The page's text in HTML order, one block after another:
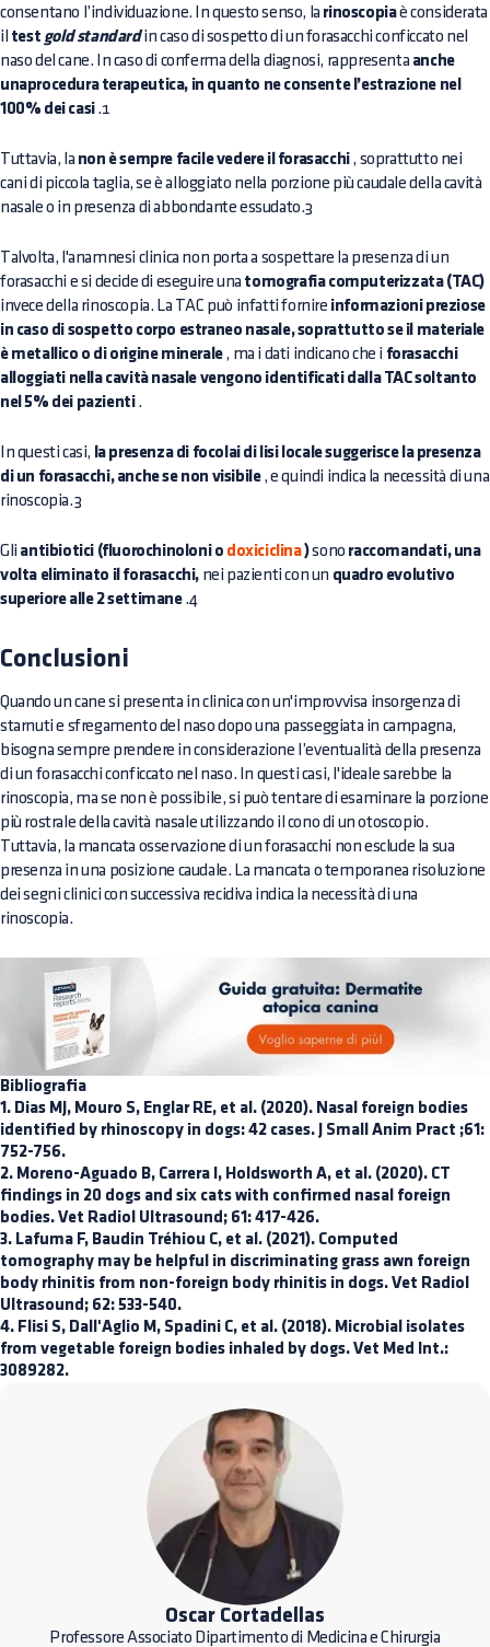
consentano l’individuazione. In questo senso, la rinoscopiaè considerata
il test gold standardin caso di sospetto di un forasacchi conficcato nel
naso del cane. In caso di conferma della diagnosi, rappresenta anche
unaprocedura terapeutica, in quanto ne consente l’estrazione nel
100% dei casi.1
Tuttavia, la non è sempre facile vedere il forasacchi, soprattutto nei
cani di piccola taglia, se è alloggiato nella porzione più caudale della cavità
nasale o in presenza di abbondante essudato.3
Talvolta, l'anamnesi clinica non porta a sospettare la presenza di un
forasacchi e si decide di eseguire una tomografia computerizzata (TAC)
invece della rinoscopia. La TAC può infatti fornire informazioni preziose
in caso di sospetto corpo estraneo nasale, soprattutto se il materiale
è metallico o di origine minerale, ma i dati indicano che i forasacchi
alloggiati nella cavità nasale vengono identificati dalla TAC soltanto
nel 5% dei pazienti.
In questi casi, la presenza di focolai di lisi locale suggerisce la presenza
di un forasacchi, anche se non visibile, e quindi indica la necessità di una
rinoscopia.3
Gli antibiotici (fluorochinoloni o doxiciclina)sono raccomandati, una
volta eliminato il forasacchi, nei pazienti con un quadro evolutivo
superiore alle 2 settimane.4
Conclusioni
Quando un cane si presenta in clinica con un'improvvisa insorgenza di
starnuti e sfregamento del naso dopo una passeggiata in campagna,
bisogna sempre prendere in considerazione l’eventualità della presenza
di un forasacchi conficcato nel naso. In questi casi, l'ideale sarebbe la
rinoscopia, ma se non è possibile, si può tentare di esaminare la porzione
più rostrale della cavità nasale utilizzando il cono di un otoscopio.
Tuttavia, la mancata osservazione di un forasacchi non esclude la sua
presenza in una posizione caudale. La mancata o temporanea risoluzione
dei segni clinici con successiva recidiva indica la necessità di una
rinoscopia.
Bibliografia
1. Dias MJ, Mouro S, Englar RE, et al. (2020). Nasal foreign bodies
identified by rhinoscopy in dogs: 42 cases. J Small Anim Pract ;61:
752-756.
2. Moreno-Aguado B, Carrera I, Holdsworth A, et al. (2020). CT
findings in 20 dogs and six cats with confirmed nasal foreign
bodies. Vet Radiol Ultrasound; 61: 417-426.
3. Lafuma F, Baudin Tréhiou C, et al. (2021). Computed
tomography may be helpful in discriminating grass awn foreign
body rhinitis from non-foreign body rhinitis in dogs. Vet Radiol
Ultrasound; 62: 533-540.
4. Flisi S, Dall'Aglio M, Spadini C, et al. (2018). Microbial isolates
from vegetable foreign bodies inhaled by dogs. Vet Med Int.:
3089282.
Oscar Cortadellas
Professore Associato Dipartimento di Medicina e Chirurgia